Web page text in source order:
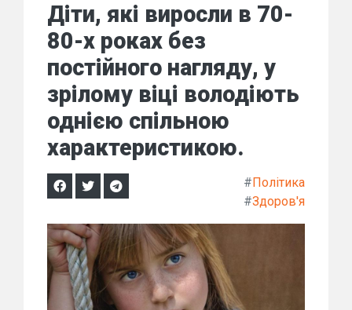
Діти, які виросли в 70-
80-х роках без
постійного нагляду, у
зрілому віці володіють
однією спільною
характеристикою.
#Політика
#Здоров'я